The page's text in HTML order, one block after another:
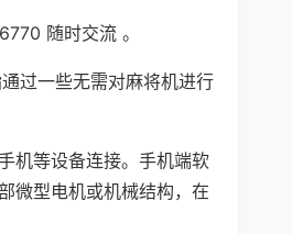
随时交流 。
过一些无需对麻将机进行
机等设备连接。手机端软
微型电机或机械结构，在